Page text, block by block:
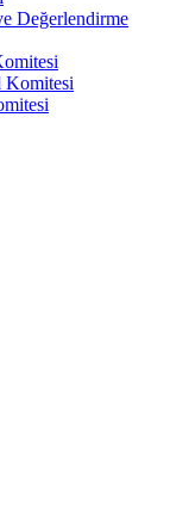
Değerlendirme
Komitesi